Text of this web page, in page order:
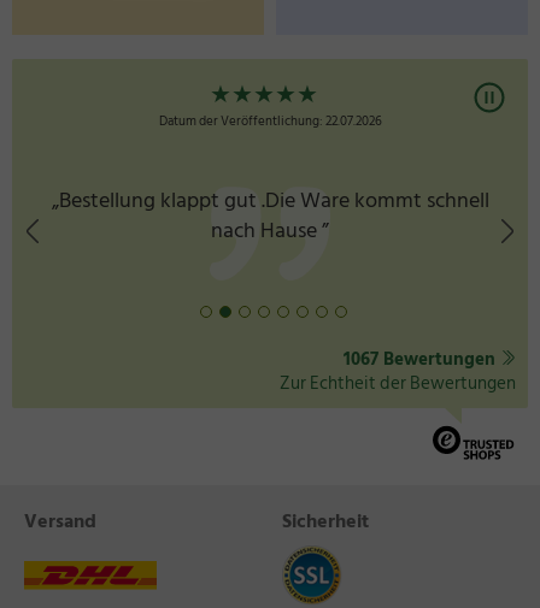
★★★★★
Datum der Veröffentlichung: 22.07.2026
„Bestellung klappt gut .Die Ware kommt schnell
nach Hause ”
1067 Bewertungen
Zur Echtheit der Bewertungen
Versand Sicherheit